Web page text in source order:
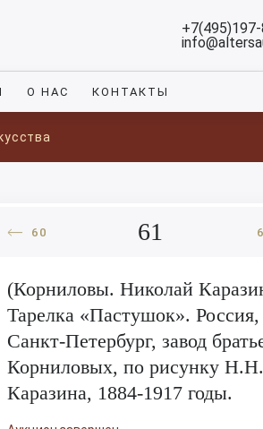
О НАС КОНТАКТЫ
60 61
(Корниловы. Николай
Тарелка «Пастушок». Россия,
Санкт-Петербург, завод
Корниловых, по рисунку Н.Н.
Каразина, 1884-1917 годы.